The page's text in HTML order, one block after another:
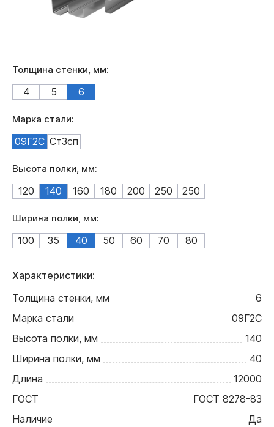
Толщина стенки, мм:
4 5 6
Марка стали:
09Г2С Ст3сп
Высота полки, мм:
120 140 160 180 200 250 250
Ширина полки, мм:
100 35 40 50 60 70 80
Характеристики:
Толщина стенки, мм
6
Марка стали
09Г2С
Высота полки, мм
140
Ширина полки, мм
40
Длина
12000
ГОСТ
ГОСТ 8278-83
Наличие
Да